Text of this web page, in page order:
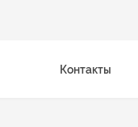
Контакты